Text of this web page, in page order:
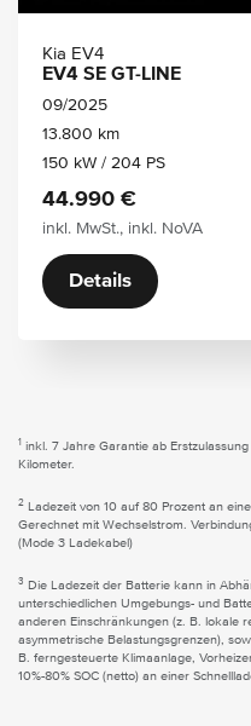
Kia EV4
EV4 SE GT-LINE
09/2025
13.800 km
150 kW / 204 PS
44.990 €
inkl. MwSt., inkl. NoVA
Details
1
inkl. 7 Jahre Garantie ab
Kilometer.
2 Ladezeit von 10 auf 80 Prozent an
Gerechnet mit Wechselstrom.
(Mode 3 Ladekabel)
3
Die Ladezeit der Batterie kann in
unterschiedlichen Umgebungs- und
anderen Einschränkungen (z. B. lokale
asymmetrische Belastungsgrenzen),
B. ferngesteuerte Klimaanlage,
10%-80% SOC (netto) an einer